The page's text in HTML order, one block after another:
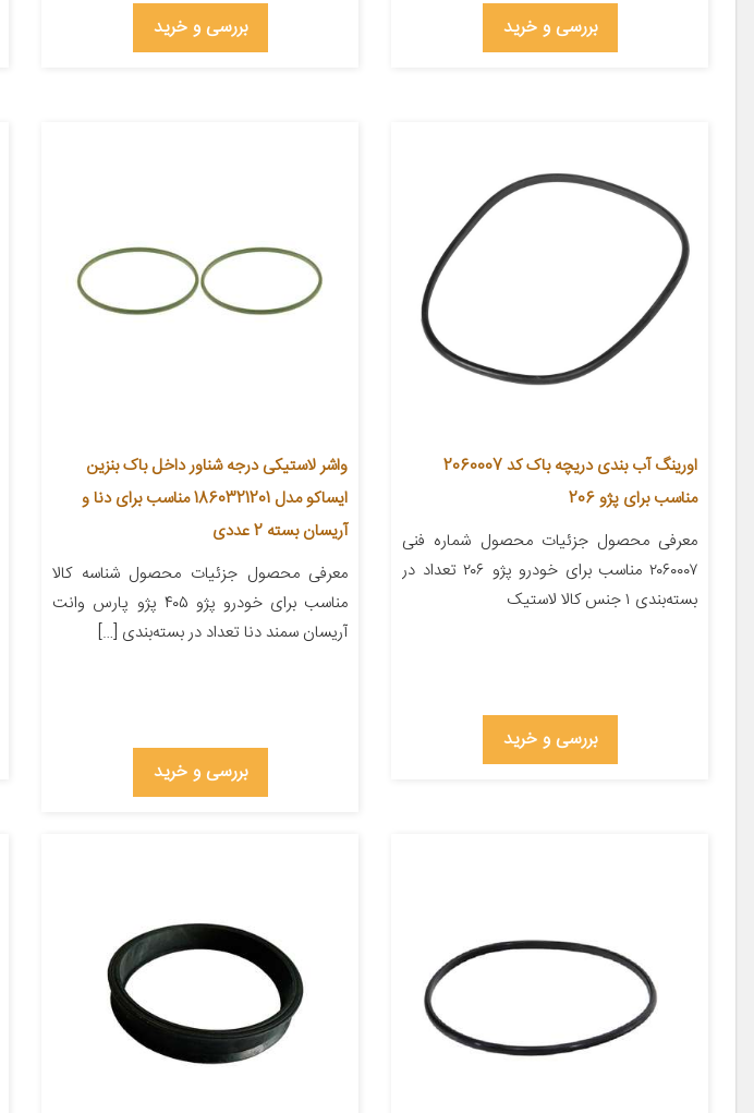
بررسی و خرید بررسی و خرید
اورینگ آب بندی دریچه باک کد 2060007
مناسب برای پژو 206
معرفی محصول جزئیات محصول شماره فنی
۲۰۶۰۰۰۷ مناسب برای خودرو پژو ۲۰۶ تعداد در
بسته‌بندی ۱ جنس کالا لاستیک
بررسی و خرید
واشر لاستیکی درجه شناور داخل باک بنزین
ایساکو مدل 1860321201 مناسب برای دنا و
آریسان بسته 2 عددی
معرفی محصول جزئیات محصول شناسه کالا
مناسب برای خودرو پژو ۴۰۵ پژو پارس وانت
آریسان سمند دنا تعداد در بسته‌بندی […]
بررسی و خرید